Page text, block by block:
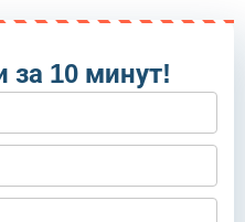
за 10 минут!